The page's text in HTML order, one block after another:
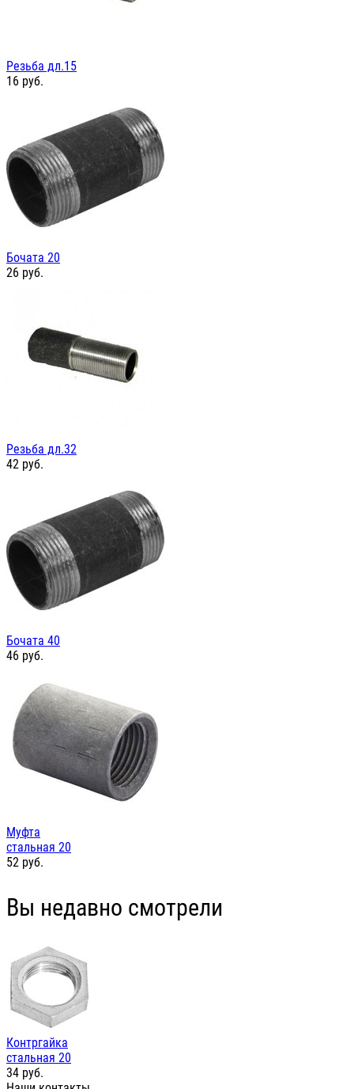
Резьба дл.15
16 руб.
Бочата 20
26 руб.
Резьба дл.32
42 руб.
Бочата 40
46 руб.
Муфта
стальная 20
52 руб.
Вы недавно смотрели
Контргайка
стальная 20
34 руб.